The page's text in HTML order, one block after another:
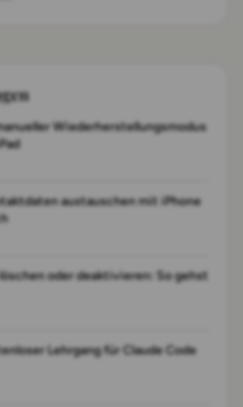
Wiederherstellungsmodus
austauschen mit iPhone
oder deaktivieren: So gehst
Lehrgang für Claude Code